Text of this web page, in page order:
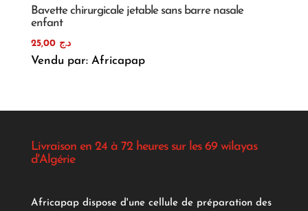
Bavette chirurgicale jetable sans barre nasale
enfant
د.ج 25,00
Vendu par: Africapap
Livraison en 24 à 72 heures sur les 69 wilayas
d'Algérie
Africapap dispose d'une cellule de préparation des